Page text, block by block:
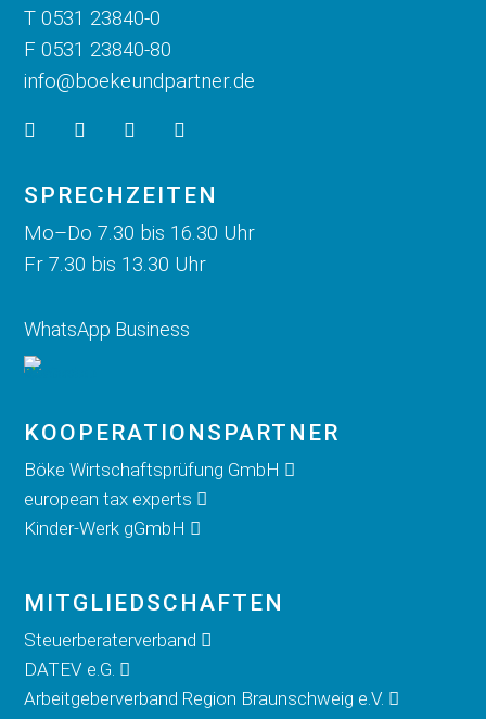
T 0531 23840-0
F 0531 23840-80
info@boekeundpartner.de
SPRECHZEITEN
Mo–Do 7.30 bis 16.30 Uhr
Fr 7.30 bis 13.30 Uhr
WhatsApp Business
KOOPERATIONS­PARTNER
Böke Wirtschaftsprüfung GmbH
european tax experts
Kinder-Werk gGmbH
MITGLIED­SCHAFTEN
Steuerberaterverband
DATEV e.G.
Arbeitgeberverband Region Braunschweig e.V.